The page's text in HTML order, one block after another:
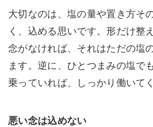
大切なのは、塩の量や置き方そ
く、込める思いです。形だけ整
念がなければ、それはただの塩
ます。逆に、ひとつまみの塩で
乗っていれば、しっかり働いて
悪い念は込めない